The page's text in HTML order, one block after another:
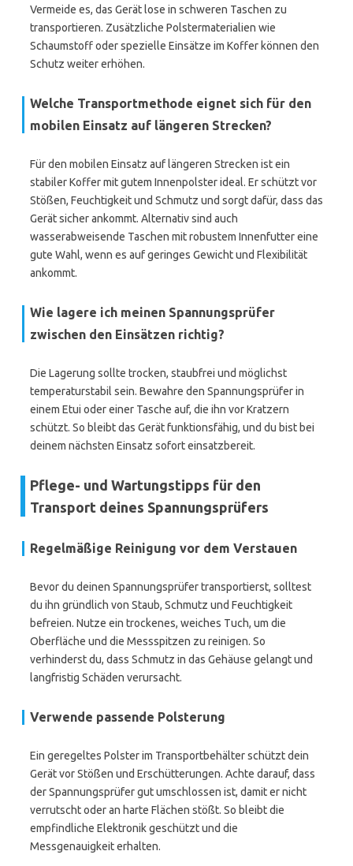
Vermeide es, das Gerät lose in schweren Taschen zu
transportieren. Zusätzliche Polstermaterialien wie
Schaumstoff oder spezielle Einsätze im Koffer können den
Schutz weiter erhöhen.
Welche Transportmethode eignet sich für den
mobilen Einsatz auf längeren Strecken?
Für den mobilen Einsatz auf längeren Strecken ist ein
stabiler Koffer mit gutem Innenpolster ideal. Er schützt vor
Stößen, Feuchtigkeit und Schmutz und sorgt dafür, dass das
Gerät sicher ankommt. Alternativ sind auch
wasserabweisende Taschen mit robustem Innenfutter eine
gute Wahl, wenn es auf geringes Gewicht und Flexibilität
ankommt.
Wie lagere ich meinen Spannungsprüfer
zwischen den Einsätzen richtig?
Die Lagerung sollte trocken, staubfrei und möglichst
temperaturstabil sein. Bewahre den Spannungsprüfer in
einem Etui oder einer Tasche auf, die ihn vor Kratzern
schützt. So bleibt das Gerät funktionsfähig, und du bist bei
deinem nächsten Einsatz sofort einsatzbereit.
Pflege- und Wartungstipps für den
Transport deines Spannungsprüfers
Regelmäßige Reinigung vor dem Verstauen
Bevor du deinen Spannungsprüfer transportierst, solltest
du ihn gründlich von Staub, Schmutz und Feuchtigkeit
befreien. Nutze ein trockenes, weiches Tuch, um die
Oberfläche und die Messspitzen zu reinigen. So
verhinderst du, dass Schmutz in das Gehäuse gelangt und
langfristig Schäden verursacht.
Verwende passende Polsterung
Ein geregeltes Polster im Transportbehälter schützt dein
Gerät vor Stößen und Erschütterungen. Achte darauf, dass
der Spannungsprüfer gut umschlossen ist, damit er nicht
verrutscht oder an harte Flächen stößt. So bleibt die
empfindliche Elektronik geschützt und die
Messgenauigkeit erhalten.